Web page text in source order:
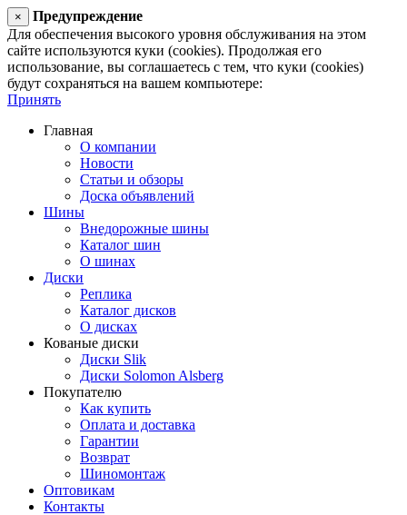
×
Предупреждение
Для обеспечения высокого уровня обслуживания на этом
сайте используются куки (cookies). Продолжая его
использование, вы соглашаетесь с тем, что куки (cookies)
будут сохраняться на вашем компьютере:
Принять
Главная
О компании
Новости
Статьи и обзоры
Доска объявлений
Шины
Внедорожные шины
Каталог шин
О шинах
Диски
Реплика
Каталог дисков
О дисках
Кованые диски
Диски Slik
Диски Solomon Alsberg
Покупателю
Как купить
Оплата и доставка
Гарантии
Возврат
Шиномонтаж
Оптовикам
Контакты